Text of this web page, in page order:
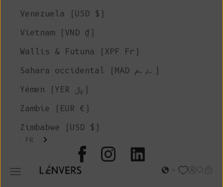
L'ENVERS
Ouvrir le menu de navigation Page
Venezuela (USD $)
Vietnam (VND ₫)
Wallis & Futuna (XPF Fr)
Sahara occidental (MAD د.م.)
Yémen (YER ﷼)
Zambie (EUR €)
Zimbabwe (USD $)
FR